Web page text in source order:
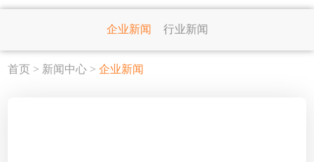
企业新闻 行业新闻
首页 > 新闻中心 > 企业新闻